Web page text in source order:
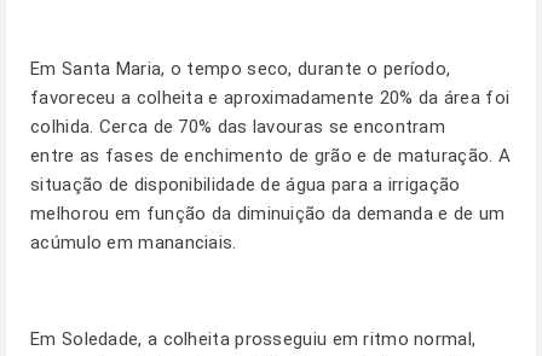
Em Santa Maria, o tempo seco, durante o período,
favoreceu a colheita e aproximadamente 20% da área foi
colhida. Cerca de 70% das lavouras se encontram
entre as fases de enchimento de grão e de maturação. A
situação de disponibilidade de água para a irrigação
melhorou em função da diminuição da demanda e de um
acúmulo em mananciais.
Em Soledade, a colheita prosseguiu em ritmo normal,